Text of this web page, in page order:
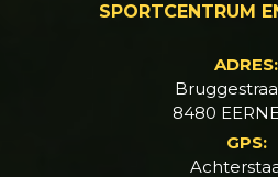
SPORTCENTRUM
ADRES:
8480
GPS: